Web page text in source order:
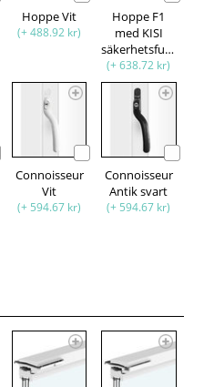
Hoppe Vit
(+ 488.92 kr)
Hoppe F1
med KISI
säkerhetsfunktion
(+ 638.72 kr)
Connoisseur
Vit
(+ 594.67 kr)
Connoisseur
Antik svart
(+ 594.67 kr)